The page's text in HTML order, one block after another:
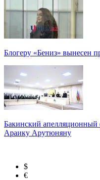
Блогеру «Бениз» вынесен
Бакинский апелляционный
Араику Арутюняну
$
€